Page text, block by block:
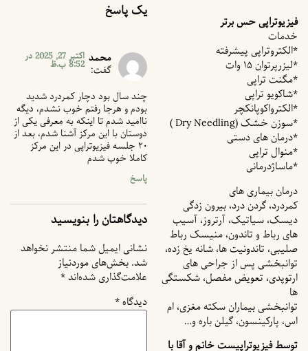
فیزیوتراپی حس برتر
خدمات
*الکتروتراپی پیشرفته
*لیزرپرتوان ۱۵ وات
*مگنت تراپی
*شاکویو تراپی
*الکترواکوپانکچر
*سوزن خشک (Dry Needling )
*درمان های دستی
*منوال تراپی
*ماساژدرمانی
درمان بیماری های
کمردرد، گردن درد، بیرون زدگی
دیسک، سیاتیک، آرتروز، آسیب
های رباط و تاندون، منیسک رباط
صلیبی، تاندونیت ها، شانه یخ زده،
توانبخشی پس از جراحی های
ارتوپدی، تعویض مفصل، شکستگی
ها
توانبخشی بیماران سکته مغزی، ام
اس، پارکینسون، گیلن باره و…
توسط فیزیوتراپیست خانم و آقا با
یک پاسخ
محمد
گفت:
اکتبر 27, 2025 در
8:52 ب.ظ
چند سال بود دچار کمردرد شدید
بودم و هرجا رفتم خوب نشدم، دیگه
ناامید شدم تا اینکه به معرفی یکی از
دوستان با این مرکز آشنا شدم، بعد از
۲۰ جلسه فیزیوتراپی در این مرکز
کاملا خوب شدم
پاسخ
دیدگاهتان را بنویسید
نشانی ایمیل شما منتشر نخواهد
شد. بخش‌های موردنیاز
علامت‌گذاری شده‌اند*
دیدگاه*